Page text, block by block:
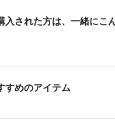
入された方は、一緒にこ
すめのアイテム